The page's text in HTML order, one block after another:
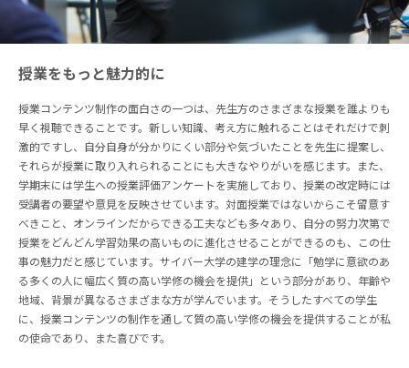
授業をもっと魅力的に
授業コンテンツ制作の面白さの一つは、先生方のさまざまな授業を誰よりも
早く視聴できることです。新しい知識、考え方に触れることはそれだけで刺
激的ですし、自分自身が分かりにくい部分や気づいたことを先生に提案し、
それらが授業に取り入れられることにも大きなやりがいを感じます。また、
学期末には学生への授業評価アンケートを実施しており、授業の改定時には
受講者の要望や意見を反映させています。対面授業ではないからこそ留意す
べきこと、オンラインだからできる工夫なども多々あり、自分の努力次第で
授業をどんどん学習効果の高いものに進化させることができるのも、この仕
事の魅力だと感じています。サイバー大学の建学の理念に「勉学に意欲のあ
る多くの人に幅広く質の高い学修の機会を提供」という部分があり、年齢や
地域、背景が異なるさまざまな方が学んでいます。そうしたすべての学生
に、授業コンテンツの制作を通して質の高い学修の機会を提供することが私
の使命であり、また喜びです。